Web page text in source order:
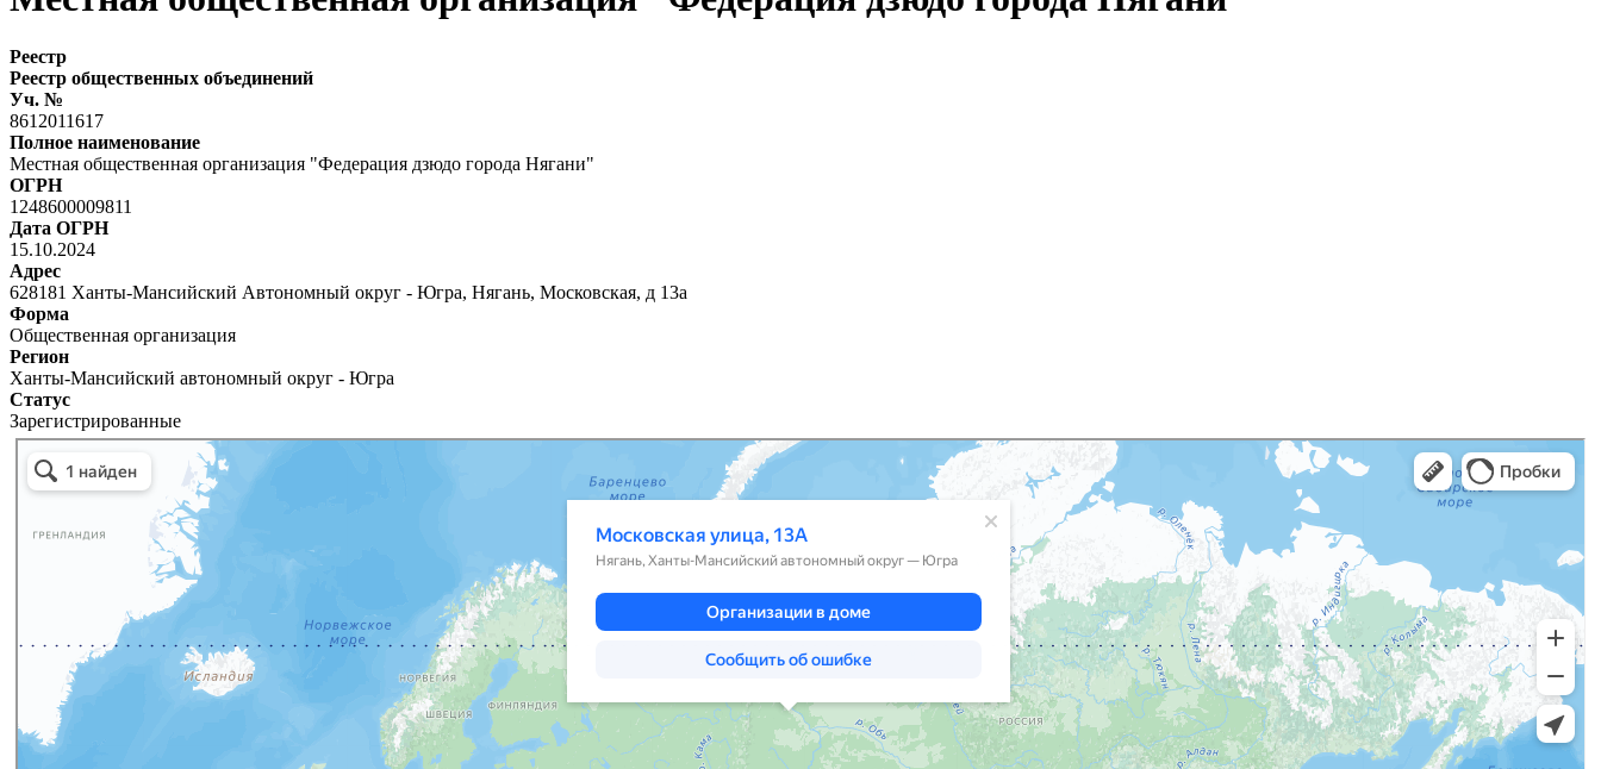
Реестр
Реестр общественных объединений
Уч. №
8612011617
Полное наименование
Местная общественная организация "Федерация дзюдо города Нягани"
ОГРН
1248600009811
Дата ОГРН
15.10.2024
Адрес
628181 Ханты-Мансийский Автономный округ - Югра, Нягань, Московская, д 13а
Форма
Общественная организация
Регион
Ханты-Мансийский автономный округ - Югра
Статус
Зарегистрированные